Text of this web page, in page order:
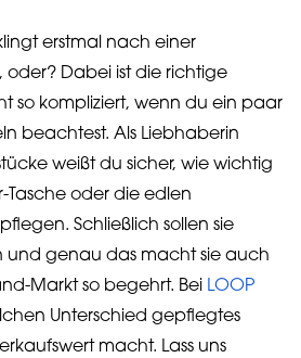
erstmal nach einer
oder? Dabei ist die richtige
so kompliziert, wenn du ein paar
beachtest. Als Liebhaberin
weißt du sicher, wie wichtig
Tasche oder die edlen
Schließlich sollen sie
und genau das macht sie auch
Markt so begehrt. Bei LOOP
Unterschied gepflegtes
macht. Lass uns